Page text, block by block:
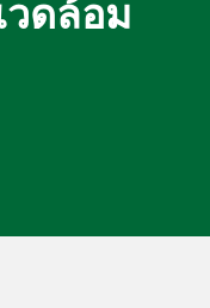
ดล้อม